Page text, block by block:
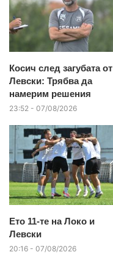
Косич след загубата от
Левски: Трябва да
намерим решения
23:52 - 07/08/2026
Ето 11-те на Локо и
Левски
20:16 - 07/08/2026